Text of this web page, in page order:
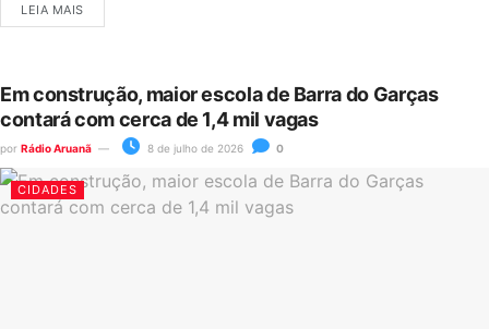
LEIA MAIS
Em construção, maior escola de Barra do Garças
contará com cerca de 1,4 mil vagas
por Rádio Aruanã 8 de julho de 2026 0
CIDADES